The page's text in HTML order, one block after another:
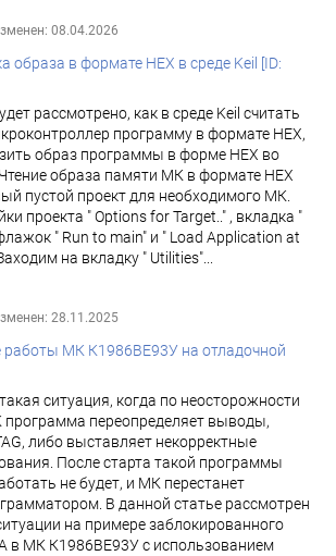
08.04.2026
образа в формате HEX в среде Keil [ID:
рассмотрено, как в среде Keil считать
программу в формате HEX,
образ программы в форме HEX во
образа памяти МК в формате HEX
пустой проект для необходимого МК.
проекта " Options for Target.." , вкладка "
" Run to main" и " Load Application at
на вкладку " Utilities"...
28.11.2025
работы МК К1986ВЕ93У на отладочной
ситуация, когда по неосторожности
переопределяет выводы,
либо выставляет некорректные
После старта такой программы
не будет, и МК перестанет
В данной статье рассмотрен
на примере заблокированного
в МК К1986BE93У с использованием